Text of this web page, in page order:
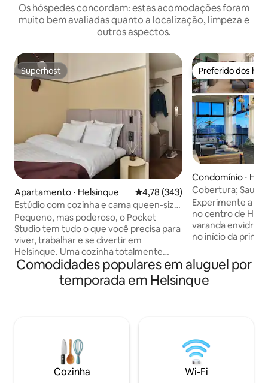
Os hóspedes concordam: estas acomodações foram
muito bem avaliadas quanto a localização, limpeza e
outros aspectos.
Superhost
Superhost
Apartamento ⋅ Helsinque 4,78 de uma avaliação média de
4,78 (343)
Estúdio com cozinha e cama queen-size
perto do City Park
Pequeno, mas poderoso, o Pocket
Studio tem tudo o que você precisa para
viver, trabalhar e se divertir em
Helsinque. Uma cozinha totalmente
equipada, Wi-Fi rápido, cama premium
Matri, entrada sem chave e detalhes de
design finlandês selecionados que
nosso lounge de coworking
compartilhado, sauna na cobertura com
vista panorâmica da cidade e área de
Preferido dos
Preferido dos
Condomínio ⋅
Cobertura;
Gigante com
Experimente a
no centro de
varanda
no início da
varanda
paisagem de
fôlego. Uma joia
🛏 2 BR 🅿
Disney+ de📺 70" ⌘12 min para
centralizar 👣
Mercearia 60m,
Comodidades populares em aluguel por
temporada em Helsinque
Cozinha Wi-Fi